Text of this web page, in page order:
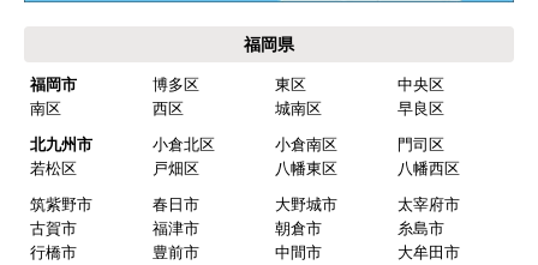
予定の期日までに商品が届きましたか？
商品の梱包は必要十分なものでしたか？
福岡県
福岡市 博多区 東区
中央区
南区
西区 城南区
早良区
北九州市
小倉北区 小倉南区
門司区
若松区
戸畑区 八幡東区
八幡西区
筑紫野市
春日市 大野城市
太宰府市
古賀市
福津市 朝倉市
糸島市
行橋市
豊前市 中間市
大牟田市